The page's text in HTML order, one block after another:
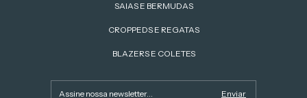
SAIAS E BERMUDAS
CROPPEDS E REGATAS
BLAZERS E COLETES